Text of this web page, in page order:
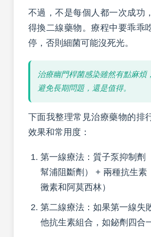
不過，不是每個人都一次成功
得換二線藥物。療程中要乖乖
停，否則細菌可能沒死光。
治療幽門桿菌感染雖然有點麻煩
避免長期問題，還是值得。
下面我整理常見治療藥物的排
效果和常用度：
第一線療法：質子泵抑制劑
幫浦阻斷劑） + 兩種抗生素
黴素和阿莫西林）
第二線療法：如果第一線失
他抗生素組合，如鉍劑四合